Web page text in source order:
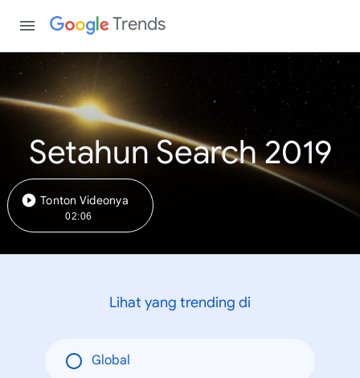
Trends
Setahun Search 2019
Tonton Videonya
02:06
Lihat yang trending di
Global